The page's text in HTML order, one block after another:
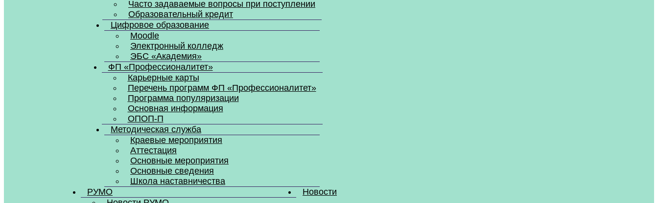
Часто задаваемые вопросы при поступлении
Образовательный кредит
Цифровое образование
Moodle
Электронный колледж
ЭБС «Академия»
ФП «Профессионалитет»
Карьерные карты
Перечень программ ФП «Профессионалитет»
Программа популяризации
Основная информация
ОПОП-П
Методическая служба
Краевые мероприятия
Аттестация
Основные мероприятия
Основные сведения
Школа наставничества
РУМО
Новости